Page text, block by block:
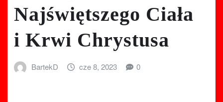
Najświętszego Ciała
i Krwi Chrystusa
BartekD cze 8, 2023 0